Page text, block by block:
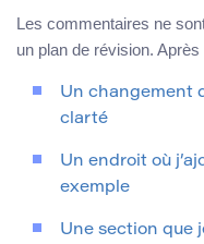
Les commentaires ne
un plan de révision.
Un changement
clarté
Un endroit où
exemple
Une section que